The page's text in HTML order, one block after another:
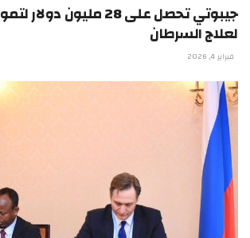
جيبوتي تحصل على 28 مليون
لعلاج السرطان
فبراير 4, 2026